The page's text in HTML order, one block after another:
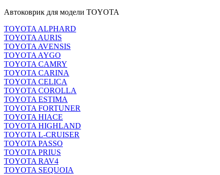
Автоковрик для модели TOYOTA
TOYOTA ALPHARD
TOYOTA AURIS
TOYOTA AVENSIS
TOYOTA AYGO
TOYOTA CAMRY
TOYOTA CARINA
TOYOTA CELICA
TOYOTA COROLLA
TOYOTA ESTIMA
TOYOTA FORTUNER
TOYOTA HIACE
TOYOTA HIGHLAND
TOYOTA L-CRUISER
TOYOTA PASSO
TOYOTA PRIUS
TOYOTA RAV4
TOYOTA SEQUOIA